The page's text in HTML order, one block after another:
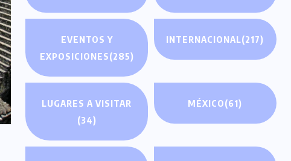
EVENTOS Y
EXPOSICIONES(285)
INTERNACIONAL(217)
LUGARES A VISITAR
(34)
MÉXICO(61)